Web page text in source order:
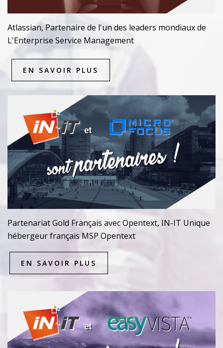
Atlassian, Partenaire de l'un des leaders mondiaux de
L'Enterprise Service Management
EN SAVOIR PLUS
Partenariat Gold Français avec Opentext, IN-IT Unique
hébergeur français MSP Opentext
EN SAVOIR PLUS